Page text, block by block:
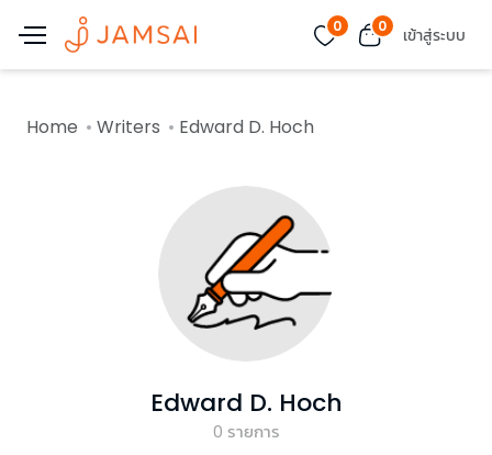
0 0 เข้าสู่ระบบ
Home Writers Edward D. Hoch
Edward D. Hoch
0 รายการ